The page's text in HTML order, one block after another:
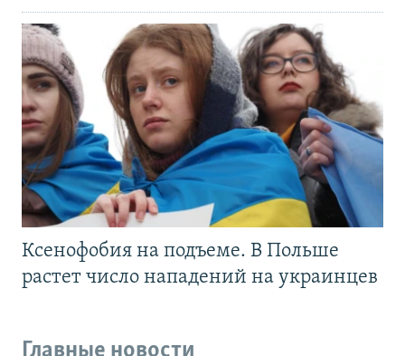
Ксенофобия на подъеме. В Польше
растет число нападений на украинцев